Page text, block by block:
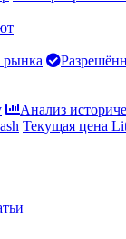
рынка
Анализ
Текущая цена